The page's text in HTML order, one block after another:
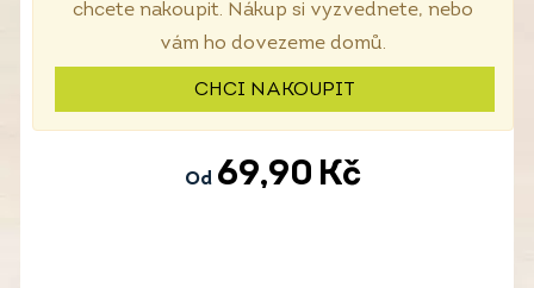
chcete nakoupit. Nákup si vyzvednete, nebo
vám ho dovezeme domů.
CHCI NAKOUPIT
Od 69,90 Kč